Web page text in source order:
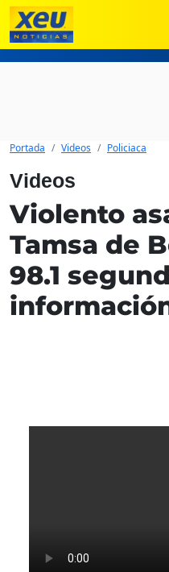
Portada Videos Policiaca
Videos
Violento
Tamsa de
98.1